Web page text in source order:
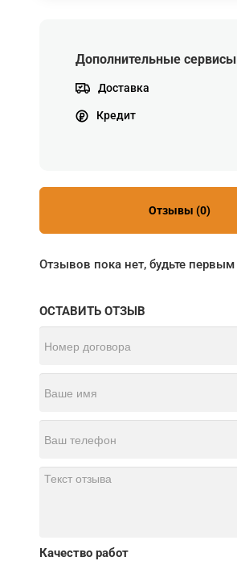
Дополнительные сервисы
Доставка
Кредит
Отзывы (0)
Отзывов пока нет, будьте первым
ОСТАВИТЬ ОТЗЫВ
Качество работ